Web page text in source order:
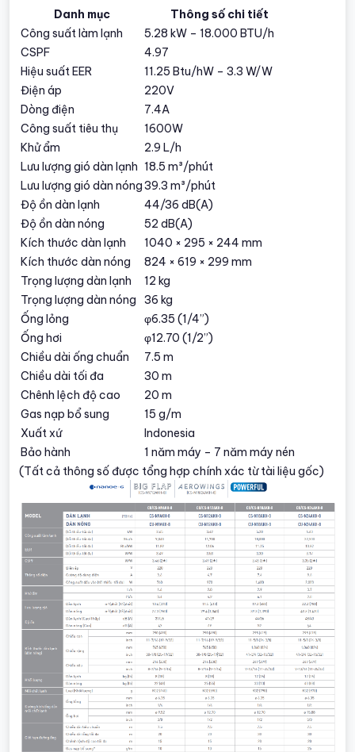
Danh mục
Thông số chi tiết
Công suất làm lạnh
5.28 kW – 18.000 BTU/h
CSPF
4.97
Hiệu suất EER
11.25 Btu/hW – 3.3 W/W
Điện áp
220V
Dòng điện
7.4A
Công suất tiêu thụ
1600W
Khử ẩm
2.9 L/h
Lưu lượng gió dàn lạnh 18.5 m³/phút
Lưu lượng gió dàn nóng39.3 m³/phút
Độ ồn dàn lạnh
44/36 dB(A)
Độ ồn dàn nóng
52 dB(A)
Kích thước dàn lạnh
1040 × 295 × 244 mm
Kích thước dàn nóng
824 × 619 × 299 mm
Trọng lượng dàn lạnh
12 kg
Trọng lượng dàn nóng
36 kg
Ống lỏng
φ6.35 (1/4”)
Ống hơi
φ12.70 (1/2”)
Chiều dài ống chuẩn
7.5 m
Chiều dài tối đa
30 m
Chênh lệch độ cao
20 m
Gas nạp bổ sung
15 g/m
Xuất xứ
Indonesia
Bảo hành
1 năm máy – 7 năm máy nén
(Tất cả thông số được tổng hợp chính xác từ tài liệu gốc)